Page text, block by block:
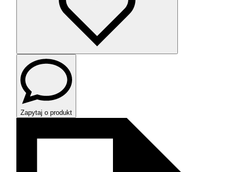
Zapytaj o produkt